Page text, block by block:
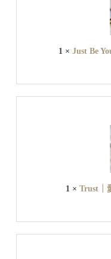
1 ×Just Be
1 ×Trust｜